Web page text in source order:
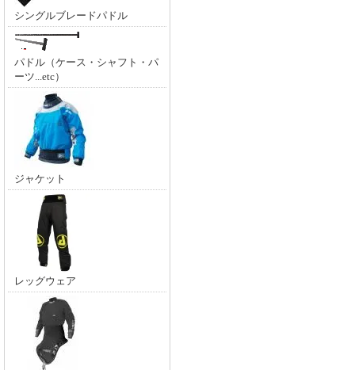
シングルブレードパドル
パドル（ケース・シャフト・パ
ーツ...etc）
ジャケット
レッグウェア